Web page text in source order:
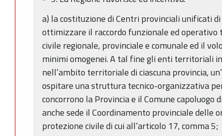
a) la costituzione di Centri provinciali unificati
ottimizzare il raccordo funzionale ed
civile regionale, provinciale e comunale ed il
minimi omogenei. A tal fine gli enti territoriali
nell’ambito territoriale di ciascuna provincia,
ospitare una struttura tecnico-organizzativa
concorrono la Provincia e il Comune
anche sede il Coordinamento provinciale delle
protezione civile di cui all’articolo 17, comma 5;